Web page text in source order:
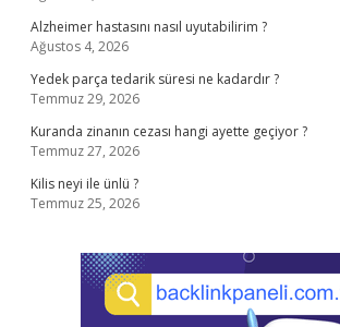
Alzheimer hastasını nasıl uyutabilirim ?
Ağustos 4, 2026
Yedek parça tedarik süresi ne kadardır ?
Temmuz 29, 2026
Kuranda zinanın cezası hangi ayette geçiyor ?
Temmuz 27, 2026
Kilis neyi ile ünlü ?
Temmuz 25, 2026